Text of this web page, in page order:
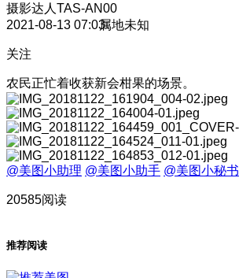
摄影达人 TAS-AN00
2021-08-13 07:03属地未知
关注
农民正忙着收获新会柑果的场景。
@美图小助理 @美图小助手 @美图小秘书
20585阅读
推荐阅读